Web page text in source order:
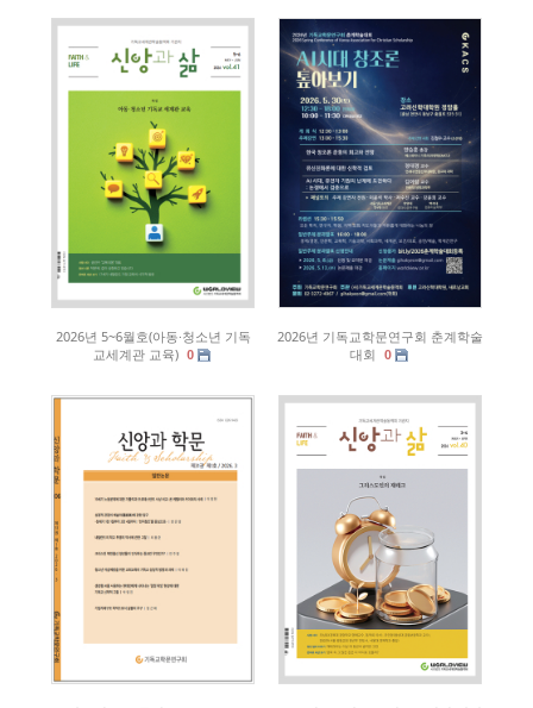
2026년 5~6월호(아동·청소년 기독
교세계관 교육)
0
2026년 기독교학문연구회 춘계학술
대회
0